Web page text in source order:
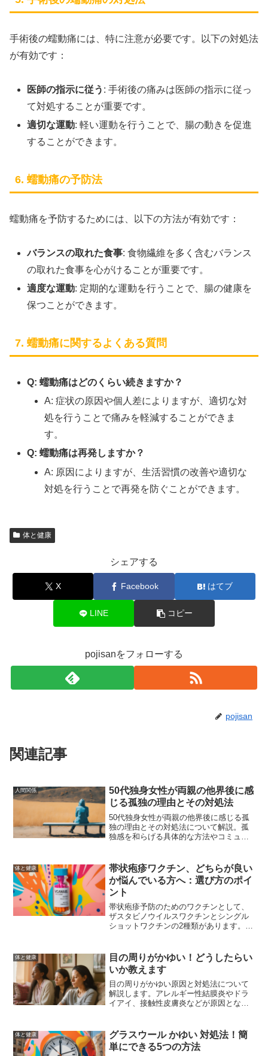
手術後の蠕動痛には、特に注意が必要です。以下の対処法
が有効です：
医師の指示に従う : 手術後の痛みは医師の指示に従っ
て対処することが重要です。
適切な運動: 軽い運動を行うことで、腸の動きを促進
することができます。
6. 蠕動痛の予防法
蠕動痛を予防するためには、以下の方法が有効です：
バランスの取れた食事: 食物繊維を多く含むバランス
の取れた食事を心がけることが重要です。
適度な運動: 定期的な運動を行うことで、腸の健康を
保つことができます。
7. 蠕動痛に関するよくある質問
Q: 蠕動痛はどのくらい続きますか？
A: 症状の原因や個人差によりますが、適切な対
処を行うことで痛みを軽減することができま
す。
Q: 蠕動痛は再発しますか？
A: 原因によりますが、生活習慣の改善や適切な
対処を行うことで再発を防ぐことができます。
体と健康
シェアする
X Facebook はてブ
LINE コピー
pojisanをフォローする
pojisan
関連記事
人間関係
50代独身女性が両親の他界後に感
じる孤独の理由とその対処法
50代独身女性が両親の他界後に感じる孤
独の理由とその対処法について解説。孤
独感を和らげる具体的な方法やコミュニ
肯定感を高めるアプローチ、成功事例を
紹介。
体と健康
帯状疱疹ワクチン、どちらが良い
か悩んでいる方へ：選び方のポイ
ント
帯状疱疹予防のためのワクチンとして、
ザスタビノウイルスワクチンとシングル
ショットワクチンの2種類があります。そ
ポイントを解説します。医師と相談し
て、自分に合ったワクチンを選ぶための
情報を提供します。
体と健康
目の周りがかゆい！どうしたらい
いか教えます
目の周りがかゆい原因と対処法について
解説します。アレルギー性結膜炎やドラ
イアイ、接触性皮膚炎などが原因となる
す。目のかゆみが続く場合は、専門医の
診察を受けることをお勧めします。
体と健康
グラスウール かゆい 対処法！簡
単にできる5つの方法